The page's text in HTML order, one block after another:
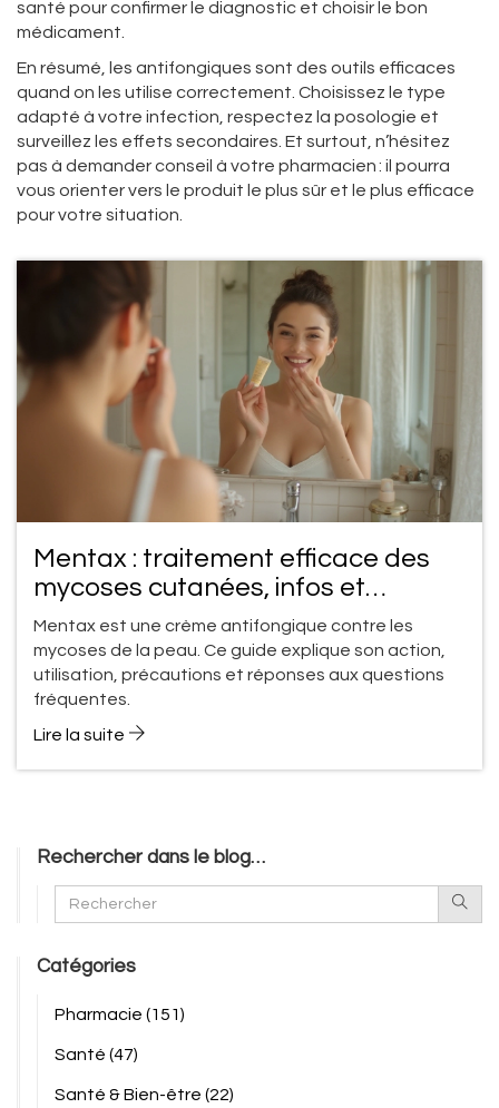
santé pour confirmer le diagnostic et choisir le bon
médicament.
En résumé, les antifongiques sont des outils efficaces
quand on les utilise correctement. Choisissez le type
adapté à votre infection, respectez la posologie et
surveillez les effets secondaires. Et surtout, n’hésitez
pas à demander conseil à votre pharmacien : il pourra
vous orienter vers le produit le plus sûr et le plus efficace
pour votre situation.
Mentax : traitement efficace des
mycoses cutanées, infos et
conseils
Mentax est une crème antifongique contre les
mycoses de la peau. Ce guide explique son action,
utilisation, précautions et réponses aux questions
fréquentes.
Lire la suite
Rechercher dans le blog…
Catégories
Pharmacie (151)
Santé (47)
Santé & Bien-être (22)